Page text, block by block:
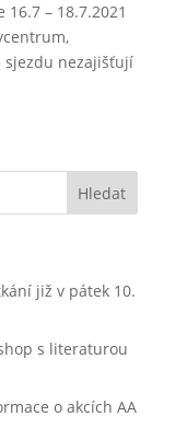
– 18.7.2021
sjezdu nezajišťují
již v pátek 10.
s literaturou
o akcích AA